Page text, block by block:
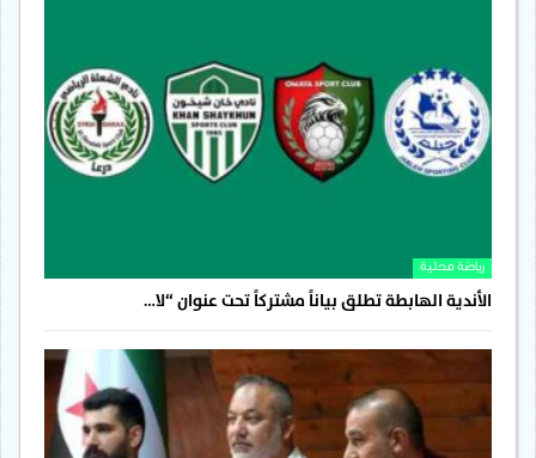
رياضة محلية
الأندية الهابطة تطلق بياناً مشتركاً تحت عنوان “لا…